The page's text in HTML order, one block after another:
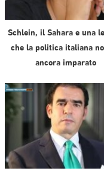
Schlein, il Sahara e una
che la politica italiana
ancora imparato